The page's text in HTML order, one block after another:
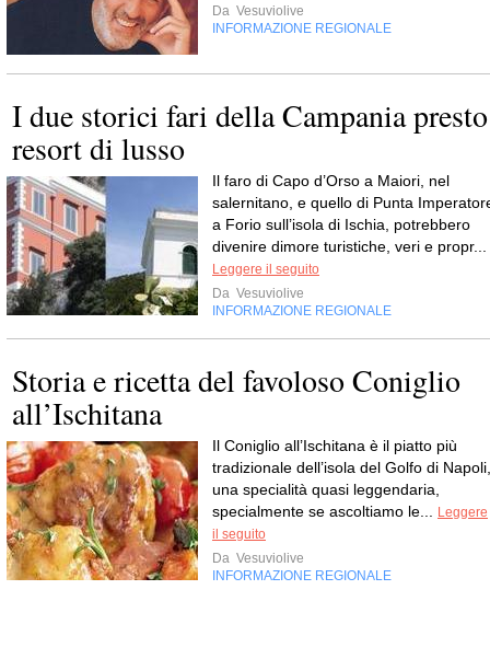
Da Vesuviolive
INFORMAZIONE REGIONALE
I due storici fari della Campania presto
resort di lusso
Il faro di Capo d’Orso a Maiori, nel
salernitano, e quello di Punta
a Forio sull’isola di Ischia, potrebbero
divenire dimore turistiche, veri e propr...
Leggere il seguito
Da Vesuviolive
INFORMAZIONE REGIONALE
Storia e ricetta del favoloso Coniglio
all’Ischitana
Il Coniglio all’Ischitana è il piatto più
tradizionale dell’isola del Golfo di Napoli,
una specialità quasi leggendaria,
specialmente se ascoltiamo le... Leggere
il seguito
Da Vesuviolive
INFORMAZIONE REGIONALE